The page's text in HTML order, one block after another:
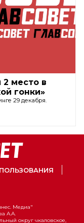
2 место в
гонки»
29 декабря.
Медиа"
А.А.
округ чкаловское,